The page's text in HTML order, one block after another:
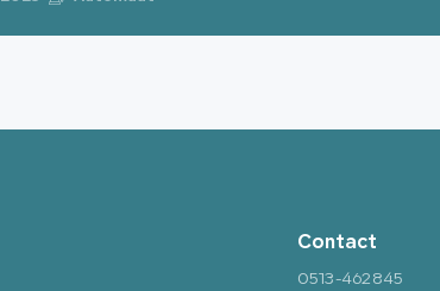
Contact
0513-462845